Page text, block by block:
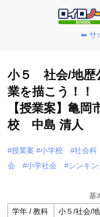
⬅️ サ
小５ 社会/地歴
業を描こう！
【授業案】亀
校 中島 清人
#授業案 #小学校 #社会科
会
#小学社会 #シンキ
基
学年 / 教科
小５/社会/